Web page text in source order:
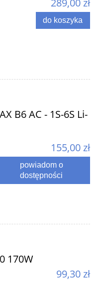
do koszyka
B6 AC - 1S-6S Li-
155,00 zł
powiadom o
dostępności
170W
99,30 zł